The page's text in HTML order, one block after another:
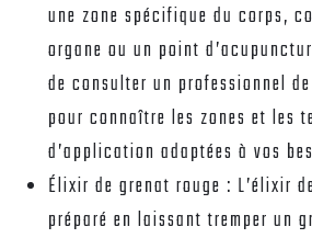
une zone spécifique du corps,
organe ou un point
de consulter un professionnel
pour connaître les zones et les
d’application adaptées à vos
Élixir de grenat rouge : L’élixir
préparé en laissant tremper un